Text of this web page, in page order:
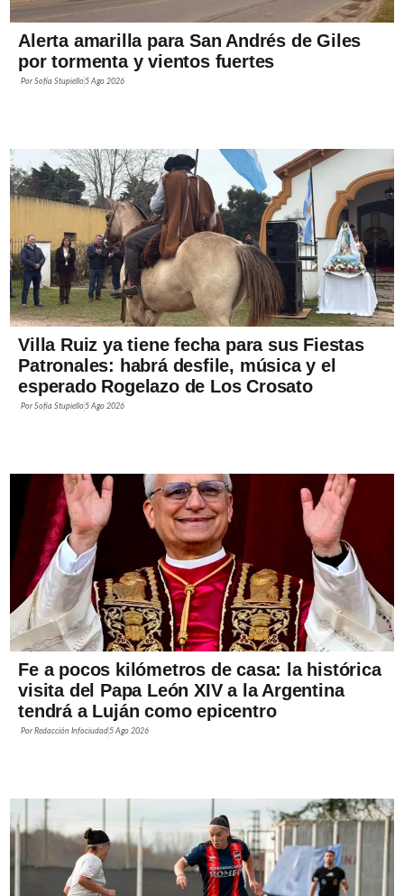
Alerta amarilla para San Andrés de Giles
por tormenta y vientos fuertes
PorSofía Stupiello 5 Ago 2026
Villa Ruiz ya tiene fecha para sus Fiestas
Patronales: habrá desfile, música y el
esperado Rogelazo de Los Crosato
PorSofía Stupiello 5 Ago 2026
Fe a pocos kilómetros de casa: la histórica
visita del Papa León XIV a la Argentina
tendrá a Luján como epicentro
PorRedacción Infociudad 5 Ago 2026